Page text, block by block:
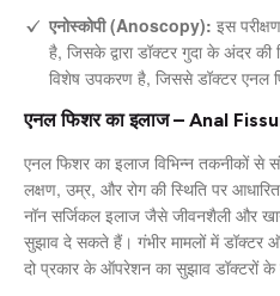
एनोस्कोपी (Anoscopy): इस
है, जिसके द्वारा डॉक्टर गुदा के अंदर
विशेष उपकरण है, जिससे डॉक्टर एनल
एनल फिशर का इलाज – Anal
एनल फिशर का इलाज विभिन्न तकनीकों से
लक्षण, उम्र, और रोग की स्थिति पर
नॉन सर्जिकल इलाज जैसे जीवनशैली और
सुझाव दे सकते हैं। गंभीर मामलों में
दो प्रकार के ऑपरेशन का सुझाव डॉक्टरों के